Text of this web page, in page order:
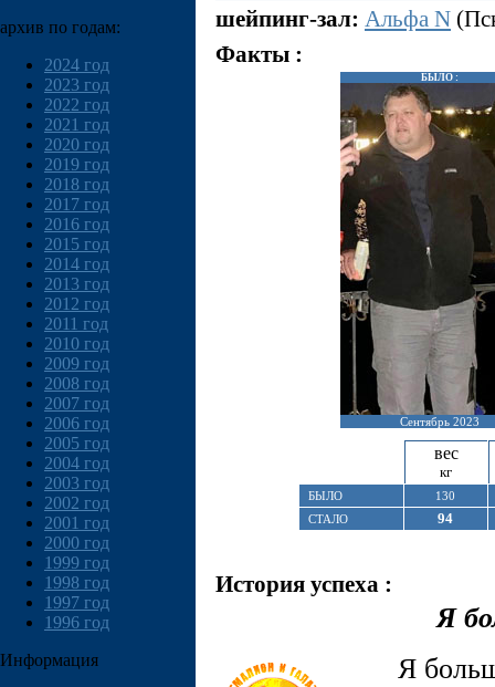
архив по годам:
2024 год
2023 год
2022 год
2021 год
2020 год
2019 год
2018 год
2017 год
2016 год
2015 год
2014 год
2013 год
2012 год
2011 год
2010 год
2009 год
2008 год
2007 год
2006 год
2005 год
2004 год
2003 год
2002 год
2001 год
2000 год
1999 год
1998 год
1997 год
1996 год
Информация
шейпинг-зал: Альфа N
Факты :
БЫЛО :
Сентябрь 2023
вес
кг
БЫЛО
130
СТАЛО
94
История успеха :
Я
Я